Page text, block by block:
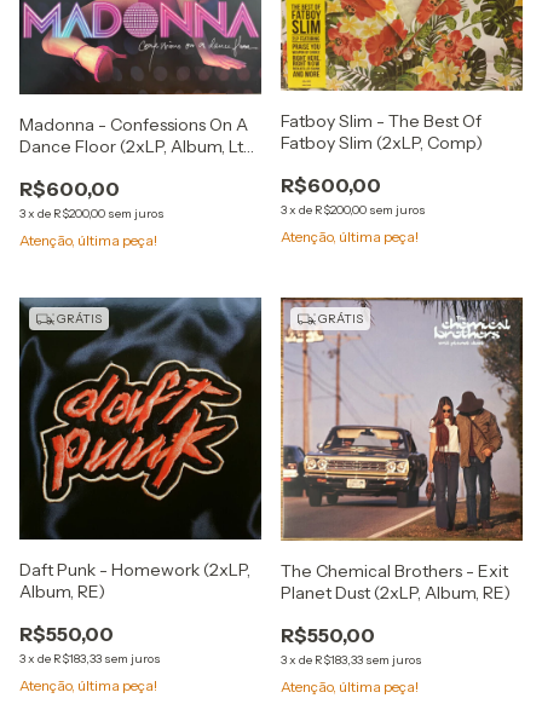
Madonna - Confessions On A
Dance Floor (2xLP, Album, Ltd,
R$600,00
3x de R$200,00 sem juros
Atenção, última peça!
Fatboy Slim - The Best Of
Fatboy Slim (2xLP, Comp)
R$600,00
3x de R$200,00 sem juros
Atenção, última peça!
GRÁTIS
Daft Punk - Homework (2xLP,
Album, RE)
R$550,00
3x de R$183,33 sem juros
Atenção, última peça!
GRÁTIS
The Chemical Brothers - Exit
Planet Dust (2xLP, Album, RE)
R$550,00
3x de R$183,33 sem juros
Atenção, última peça!